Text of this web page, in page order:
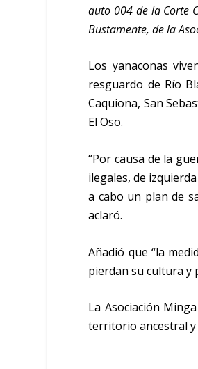
auto 004 de la Corte
Bustamente, de la
Los yanaconas
resguardo de Río
Caquiona, San
El Oso.
“Por causa de la
ilegales, de
a cabo un plan de
aclaró.
Añadió que “la
pierdan su cultura y
La Asociación
territorio ancestral y